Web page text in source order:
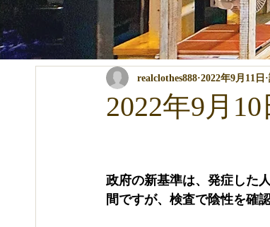
全ての記事 コンテスト・イベント関係 パーマ
講習関係 ブログ
2022年9月10
realclothes888 2022年9月11日
政府の新基準は、発症した
間ですが、検査で陰性を確